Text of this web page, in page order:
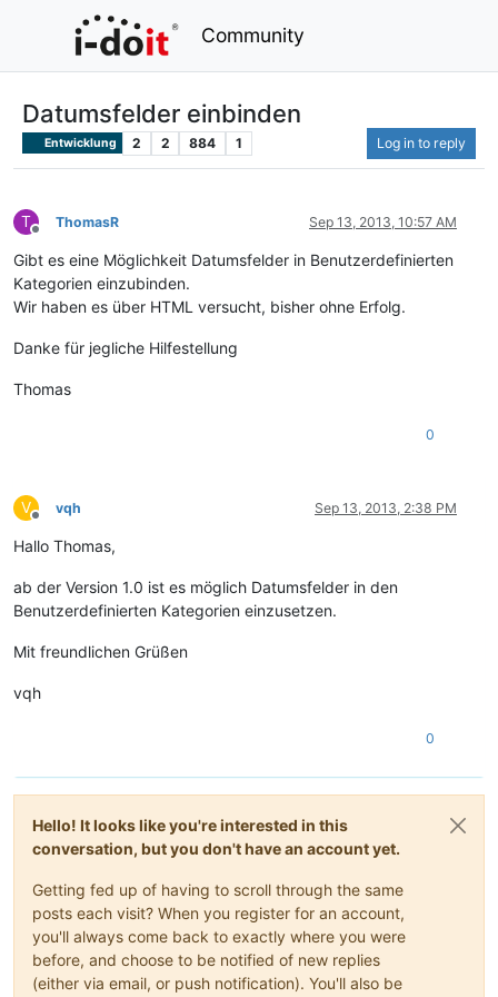
Community
Datumsfelder einbinden
Entwicklung 2 2 884 1 Log in to reply
T
Offline
ThomasR Sep 13, 2013, 10:57 AM
Gibt es eine Möglichkeit Datumsfelder in Benutzerdefinierten
Kategorien einzubinden.
Wir haben es über HTML versucht, bisher ohne Erfolg.
Danke für jegliche Hilfestellung
Thomas
0
V
Offline
vqh Sep 13, 2013, 2:38 PM
Hallo Thomas,
ab der Version 1.0 ist es möglich Datumsfelder in den
Benutzerdefinierten Kategorien einzusetzen.
Mit freundlichen Grüßen
vqh
0
Hello! It looks like you're interested in this
conversation, but you don't have an account yet.
Getting fed up of having to scroll through the same
posts each visit? When you register for an account,
you'll always come back to exactly where you were
before, and choose to be notified of new replies
(either via email, or push notification). You'll also be